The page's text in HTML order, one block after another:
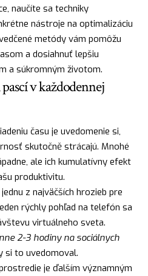
naučíte sa techniky
nástroje na optimalizáciu
metódy vám pomôžu
a dosiahnuť lepšiu
a súkromným životom.
v každodennej
času je uvedomenie si,
skutočně strácajú. Mnohé
ale ich kumulatívny efekt
produktivitu.
z najväčších hrozieb pre
rýchly pohľad na telefón sa
virtuálneho sveta.
2-3 hodiny na sociálnych
si to uvedomoval.
je ďalším významným